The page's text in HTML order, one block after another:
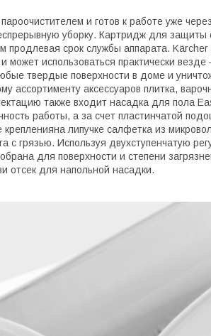
и готов к работе уже
уборку. Картридж для защиты
продлевая срок службы аппарата. Kärcher
использоваться практически везде
твердые поверхности в доме и
ассортименту аксессуаров плитка,
также входит насадка для пола
работы, а за счет пластинчатой
липучке салфетка из
с грязью. Используя двухступенчатую
для поверхности и степени
отсек для напольной насадки.